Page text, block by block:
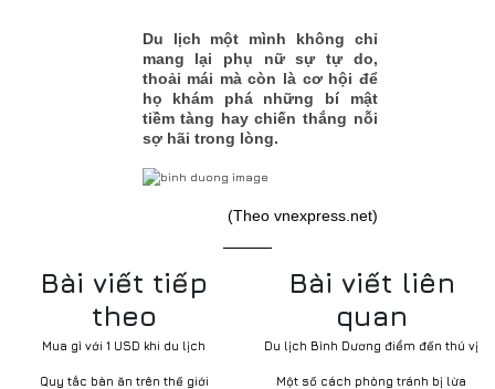
Du lịch một mình không chỉ
mang lại phụ nữ sự tự do,
thoải mái mà còn là cơ hội để
họ khám phá những bí mật
tiềm tàng hay chiến thắng nỗi
sợ hãi trong lòng.
(Theo vnexpress.net)
Bài viết tiếp
theo
Mua gì với 1 USD khi du lịch
Quy tắc bàn ăn trên thế giới
Bài viết liên
quan
Du lịch Bình Dương điểm đến thú vị
Một số cách phòng tránh bị lừa